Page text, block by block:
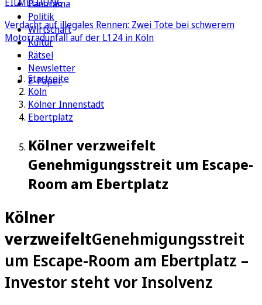
Panorama
Politik
Wirtschaft
Kultur
Rätsel
Newsletter
E-Paper
Verdacht auf illegales Rennen: Zwei Tote bei schwerem
Motorradunfall auf der L124 in Köln
Startseite
Köln
Kölner Innenstadt
Ebertplatz
Kölner verzweifelt
Genehmigungsstreit um Escape-
Room am Ebertplatz
Kölner
verzweifeltGenehmigungsstreit
um Escape-Room am Ebertplatz –
Investor steht vor Insolvenz